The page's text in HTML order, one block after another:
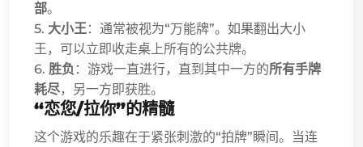
部。
5. 大小王：通常被视为“万能牌”。如果翻出大小
王，可以立即收走桌上所有的公共牌。
6. 胜负 ：游戏一直进行，直到其中一方的所有手牌
耗尽，另一方即获胜。
“恋您/拉你”的精髓
这个游戏的乐趣在于紧张刺激的“拍牌”瞬间。当连